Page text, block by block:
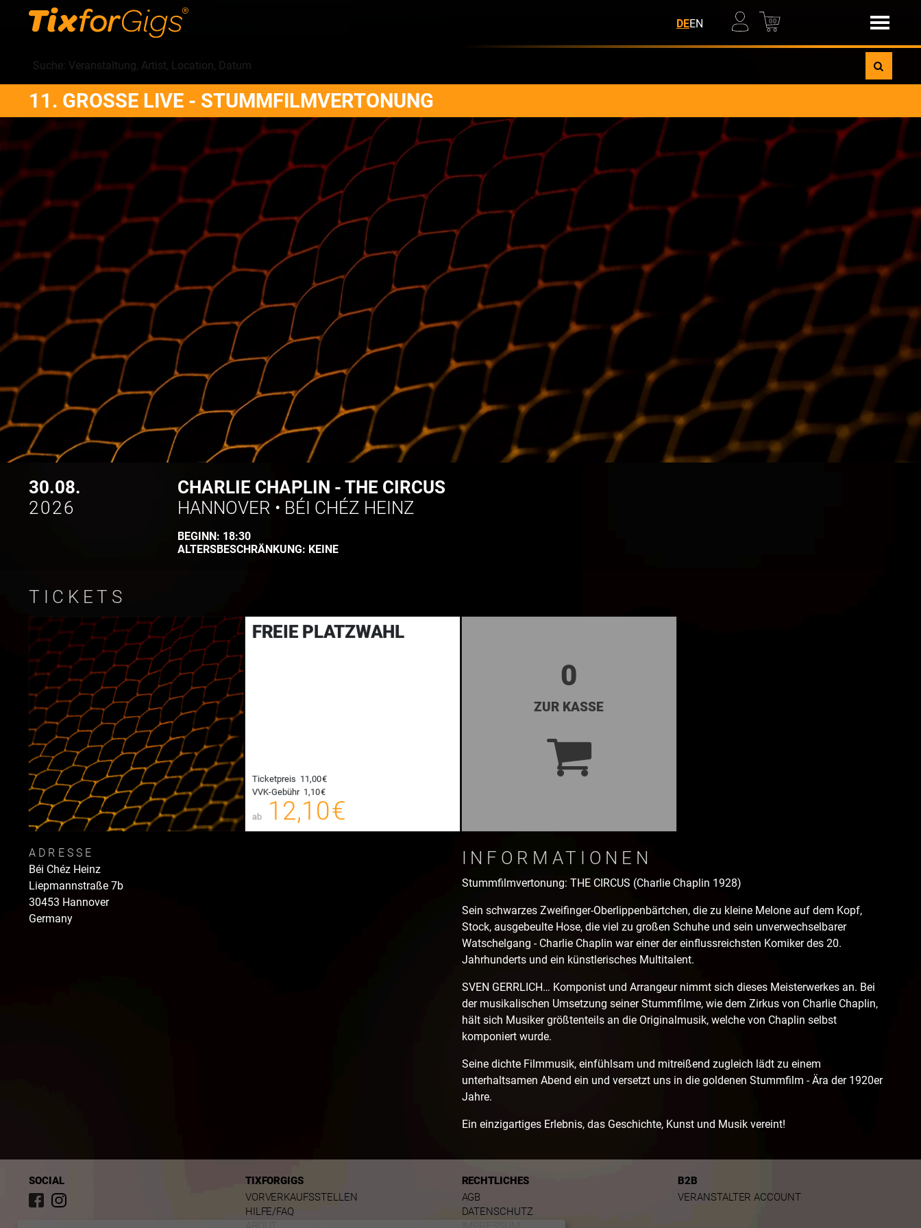
DEEN 00
11. GROSSE LIVE - STUMMFILMVERTONUNG
30.08.
2026
CHARLIE CHAPLIN - THE CIRCUS
HANNOVER • BÉI CHÉZ HEINZ
BEGINN: 18:30
ALTERSBESCHRÄNKUNG: KEINE
TICKETS
FREIE PLATZWAHL
Ticketpreis 11,00 €
VVK-Gebühr 1,10 €
ab 12,10 €
00
0
ZUR KASSE
ADRESSE
Béi Chéz Heinz
Liepmannstraße 7b
30453 Hannover
Germany
INFORMATIONEN
Stummfilmvertonung: THE CIRCUS (Charlie Chaplin 1928)
Sein schwarzes Zweifinger-Oberlippenbärtchen, die zu kleine Melone auf dem Kopf,
Stock, ausgebeulte Hose, die viel zu großen Schuhe und sein unverwechselbarer
Watschelgang - Charlie Chaplin war einer der einflussreichsten Komiker des 20.
Jahrhunderts und ein künstlerisches Multitalent.
SVEN GERRLICH… Komponist und Arrangeur nimmt sich dieses Meisterwerkes an. Bei
der musikalischen Umsetzung seiner Stummfilme, wie dem Zirkus von Charlie Chaplin,
hält sich Musiker größtenteils an die Originalmusik, welche von Chaplin selbst
komponiert wurde.
Seine dichte Filmmusik, einfühlsam und mitreißend zugleich lädt zu einem
unterhaltsamen Abend ein und versetzt uns in die goldenen Stummfilm - Ära der 1920er
Jahre.
Ein einzigartiges Erlebnis, das Geschichte, Kunst und Musik vereint!
SOCIAL
TIXFORGIGS
VORVERKAUFSSTELLEN
HILFE/FAQ
RECHTLICHES
AGB
DATENSCHUTZ
B2B
VERANSTALTER ACCOUNT